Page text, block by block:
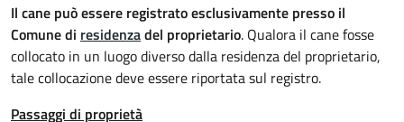
Il cane può essere registrato esclusivamente presso il
Comune di residenzadel proprietario. Qualora il cane fosse
collocato in un luogo diverso dalla residenza del proprietario,
tale collocazione deve essere riportata sul registro.
Passaggi di proprietà